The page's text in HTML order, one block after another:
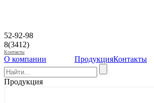
52-92-98
8(3412)
Контакты
О компании ПродукцияКонтакты
Продукция